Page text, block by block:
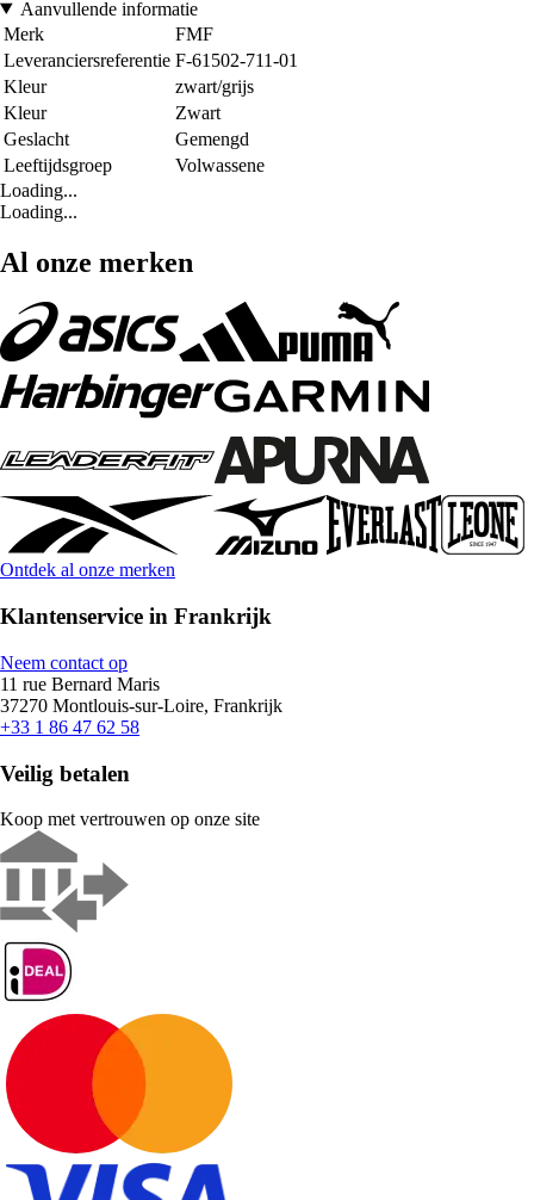
Aanvullende informatie
Merk
FMF
Leveranciersreferentie F-61502-711-01
Kleur
zwart/grijs
Kleur
Zwart
Geslacht
Gemengd
Leeftijdsgroep
Volwassene
Loading...
Loading...
Al onze merken
Ontdek al onze merken
Klantenservice in Frankrijk
Neem contact op
11 rue Bernard Maris
37270 Montlouis-sur-Loire, Frankrijk
+33 1 86 47 62 58
Veilig betalen
Koop met vertrouwen op onze site